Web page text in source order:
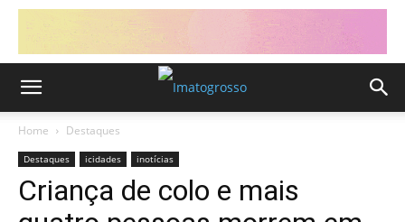
Home Destaques
Destaques icidades inotícias
Criança de colo e mais